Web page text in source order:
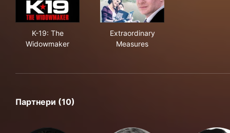
K-19: The
Widowmaker
Extraordinary
Measures
Партнери (10)